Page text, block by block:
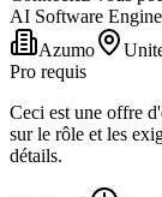
AI Software
Azumo
Pro requis
Ceci est une offre
sur le rôle et les
détails.